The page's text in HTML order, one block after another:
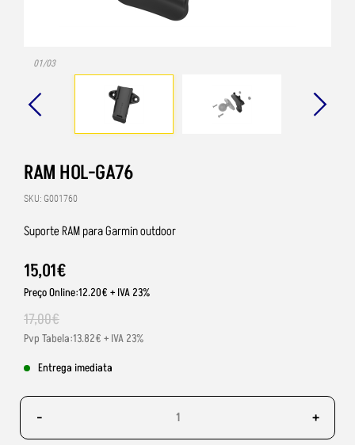
01/03
RAM HOL-GA76
SKU: G001760
Suporte RAM para Garmin outdoor
15,01€
Preço Online:12.20€ + IVA 23%
17,00€
Pvp Tabela:13.82€ + IVA 23%
Entrega imediata
- +